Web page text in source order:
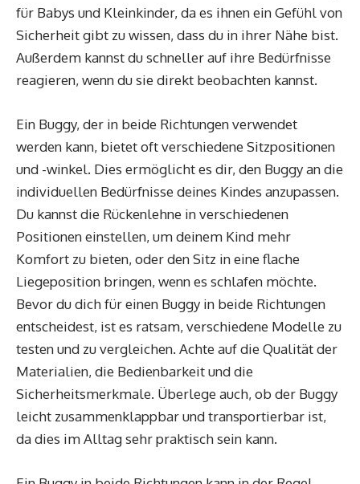
für Babys und Kleinkinder, da es ihnen ein Gefühl von
Sicherheit gibt zu wissen, dass du in ihrer Nähe bist.
Außerdem kannst du schneller auf ihre Bedürfnisse
reagieren, wenn du sie direkt beobachten kannst.
Ein Buggy, der in beide Richtungen verwendet
werden kann, bietet oft verschiedene Sitzpositionen
und -winkel. Dies ermöglicht es dir, den Buggy an die
individuellen Bedürfnisse deines Kindes anzupassen.
Du kannst die Rückenlehne in verschiedenen
Positionen einstellen, um deinem Kind mehr
Komfort zu bieten, oder den Sitz in eine flache
Liegeposition bringen, wenn es schlafen möchte.
Bevor du dich für einen Buggy in beide Richtungen
entscheidest, ist es ratsam, verschiedene Modelle zu
testen und zu vergleichen. Achte auf die Qualität der
Materialien, die Bedienbarkeit und die
Sicherheitsmerkmale. Überlege auch, ob der Buggy
leicht zusammenklappbar und transportierbar ist,
da dies im Alltag sehr praktisch sein kann.